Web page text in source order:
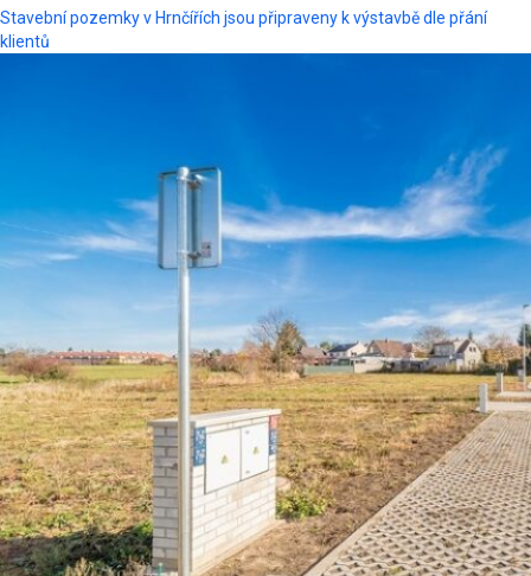
Stavební pozemky v Hrnčířích jsou připraveny k výstavbě dle přání
klientů